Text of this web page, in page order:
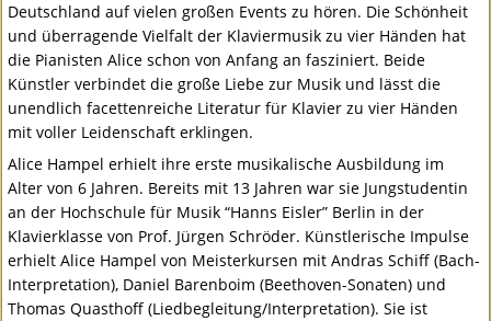
Deutschland auf vielen großen Events zu hören. Die Schönheit
und überragende Vielfalt der Klaviermusik zu vier Händen hat
die Pianisten Alice schon von Anfang an fasziniert. Beide
Künstler verbindet die große Liebe zur Musik und lässt die
unendlich facettenreiche Literatur für Klavier zu vier Händen
mit voller Leidenschaft erklingen.
Alice Hampel erhielt ihre erste musikalische Ausbildung im
Alter von 6 Jahren. Bereits mit 13 Jahren war sie Jungstudentin
an der Hochschule für Musik “Hanns Eisler” Berlin in der
Klavierklasse von Prof. Jürgen Schröder. Künstlerische Impulse
erhielt Alice Hampel von Meisterkursen mit Andras Schiff (Bach-
Interpretation), Daniel Barenboim (Beethoven-Sonaten) und
Thomas Quasthoff (Liedbegleitung/Interpretation). Sie ist